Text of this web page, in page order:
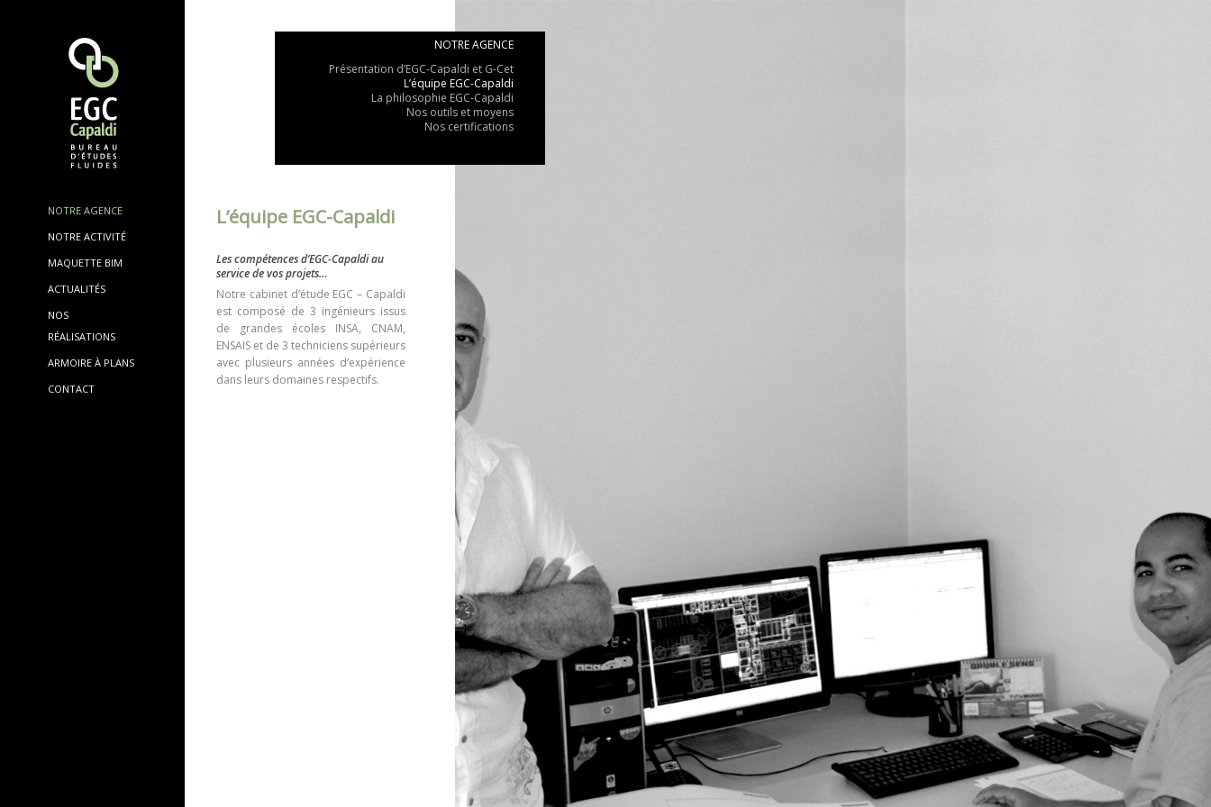
NOTRE AGENCE
NOTRE ACTIVITÉ
MAQUETTE BIM
ACTUALITÉS
NOS
RÉALISATIONS
ARMOIRE À PLANS
CONTACT
NOTRE AGENCE
Présentation d’EGC-Capaldi et G-Cet
L’équipe EGC-Capaldi
La philosophie EGC-Capaldi
Nos outils et moyens
Nos certifications
L’équipe EGC-Capaldi
Les compétences d’EGC-Capaldi au
service de vos projets…
Notre cabinet d’étude EGC – Capaldi
est composé de 3 ingénieurs issus
de grandes écoles INSA, CNAM,
ENSAIS et de 3 techniciens supérieurs
avec plusieurs années d’expérience
dans leurs domaines respectifs.